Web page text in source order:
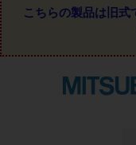
こちらの製品は旧式